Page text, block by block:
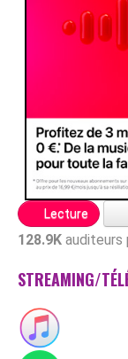
Lecture
128.9K auditeurs
STREAMING/